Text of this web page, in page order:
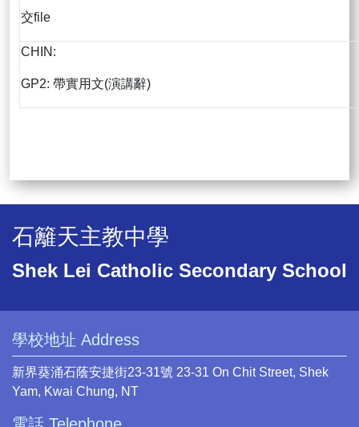
交file
CHIN:
GP2: 帶實用文(演講辭)
石籬天主教中學
Shek Lei Catholic Secondary School
學校地址 Address
新界葵涌石蔭安捷街23-31號 23-31 On Chit Street, Shek
Yam, Kwai Chung, NT